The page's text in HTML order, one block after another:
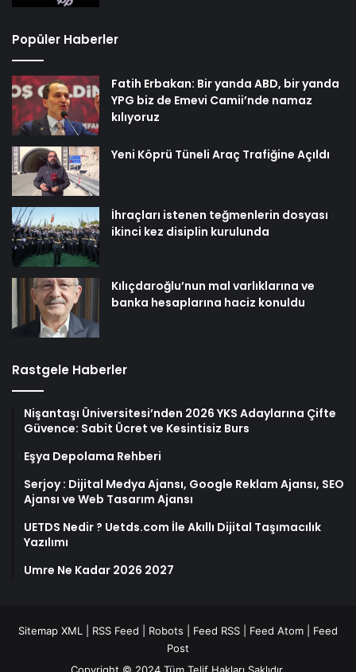
Popüler Haberler
Fatih Erbakan: Bir yanda ABD, bir yanda
YPG biz de Emevi Camii’nde namaz
kılıyoruz
Yeni Köprü Tüneli Araç Trafiğine Açıldı
İhraçları istenen teğmenlerin dosyası
ikinci kez disiplin kurulunda
Kılıçdaroğlu’nun mal varlıklarına ve
banka hesaplarına haciz konuldu
Rastgele Haberler
Nişantaşı Üniversitesi’nden 2026 YKS Adaylarına Çifte
Güvence: Sabit Ücret ve Kesintisiz Burs
Eşya Depolama Rehberi
Serjoy : Dijital Medya Ajansı, Google Reklam Ajansı, SEO
Ajansı ve Web Tasarım Ajansı
UETDS Nedir ? Uetds.com İle Akıllı Dijital Taşımacılık
Yazılımı
Umre Ne Kadar 2026 2027
Sitemap XML RSS Feed Robots Feed RSS Feed Atom
Feed
Post